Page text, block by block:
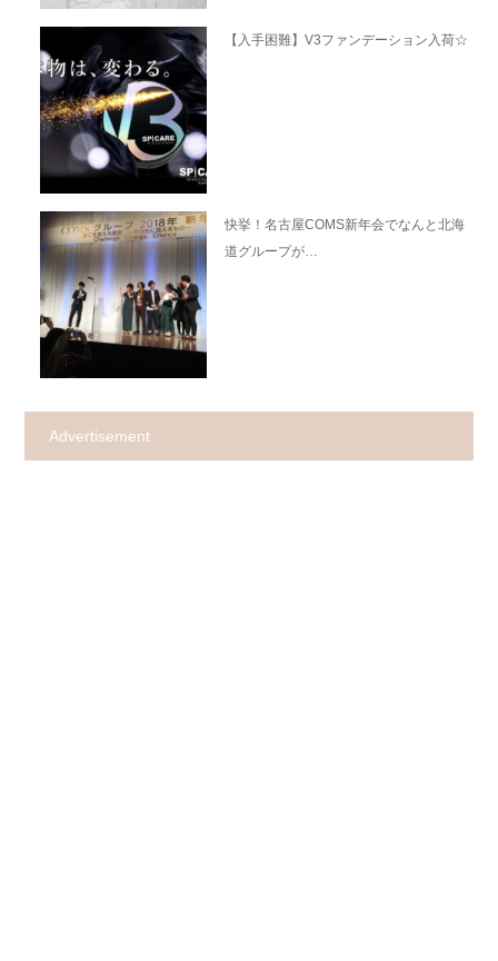
【入手困難】V3ファンデーション入荷☆
快挙！名古屋COMS新年会でなんと北海
道グループが…
Advertisement